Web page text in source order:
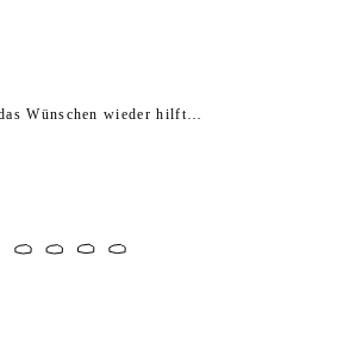
Wünschen wieder hilft…